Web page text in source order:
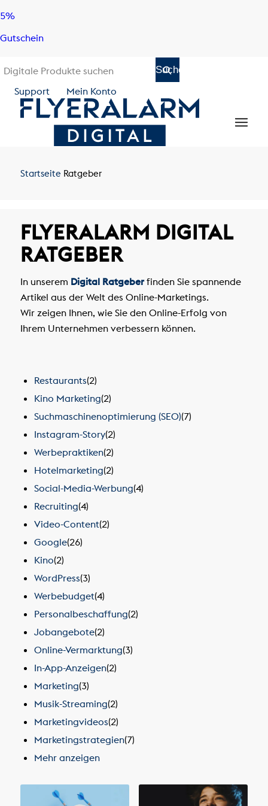
Skip
content
Skip
navigation
5%
Gutschein
Support Mein Konto
Startseite Ratgeber
FLYERALARM DIGITAL
RATGEBER
In unserem Digital Ratgeberfinden Sie spannende
Artikel aus der Welt des Online-Marketings.
Wir zeigen Ihnen, wie Sie den Online-Erfolg von
Ihrem Unternehmen verbessern können.
Restaurants(2)
Kino Marketing(2)
Suchmaschinenoptimierung (SEO)(7)
Instagram-Story(2)
Werbepraktiken(2)
Hotelmarketing(2)
Social-Media-Werbung(4)
Recruiting(4)
Video-Content(2)
Google(26)
Kino(2)
WordPress(3)
Werbebudget(4)
Personalbeschaffung(2)
Jobangebote(2)
Online-Vermarktung(3)
In-App-Anzeigen(2)
Marketing(3)
Musik-Streaming(2)
Marketingvideos(2)
Marketingstrategien(7)
Mehr anzeigen